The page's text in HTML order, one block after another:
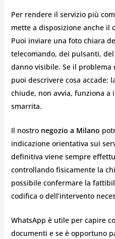
Per rendere il servizio più
mette a disposizione anche il
Puoi inviare una foto chiara
telecomando, dei pulsanti, del
danno visibile. Se il
puoi descrivere cosa accade:
chiude, non avvia, funziona a
smarrita.
Il nostro negozio a Milano
indicazione orientativa sui
definitiva viene sempre
controllando fisicamente la
possibile confermare la
codifica o dell’intervento
WhatsApp è utile per capire
documenti e se è opportuno